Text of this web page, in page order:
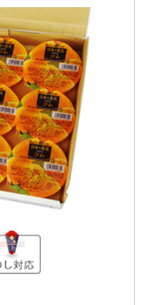
ド無料
入り のし対応